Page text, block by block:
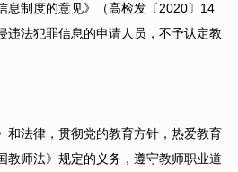
息制度的意见》（高检发〔2020〕14
违法犯罪信息的申请人员，不予认定教
和法律，贯彻党的教育方针，热爱教育
教师法》规定的义务，遵守教师职业道